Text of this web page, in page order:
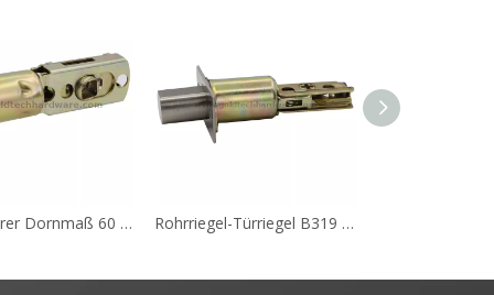
Verstellbarer Dornmaß 60 mm bis 70 mm Rohrdurchgangsriegel B321 mit Edelstahlbolzen Rohrriegel-Türriegel B319 mit 70 mm Dornmaß und Messingbolzen